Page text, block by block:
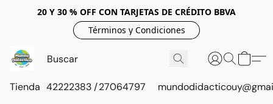
20 Y 30 % OFF CON TARJETAS DE CRÉDITO BBVA
Términos y Condiciones
Tienda 42222383 / 27064797